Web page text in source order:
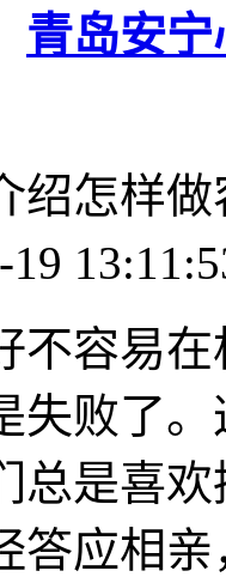
青岛安
绍怎样
19
不容易
失败了
总是喜
答应相